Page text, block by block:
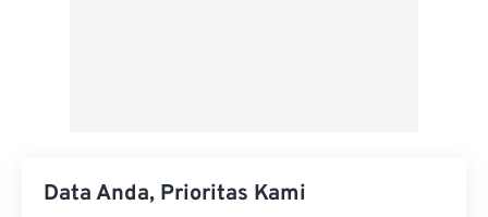
Data Anda, Prioritas Kami